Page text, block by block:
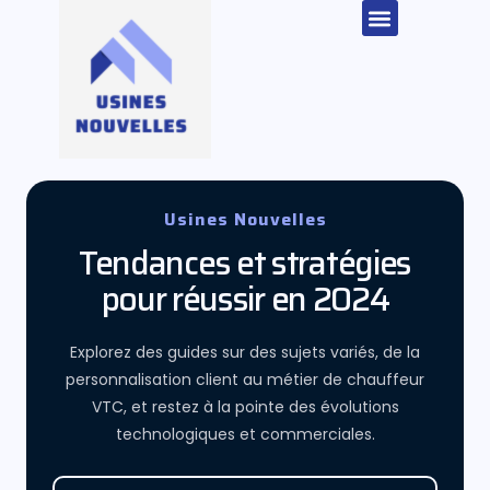
Usines Nouvelles
Tendances et stratégies
pour réussir en 2024
Explorez des guides sur des sujets variés, de la
personnalisation client au métier de chauffeur
VTC, et restez à la pointe des évolutions
technologiques et commerciales.